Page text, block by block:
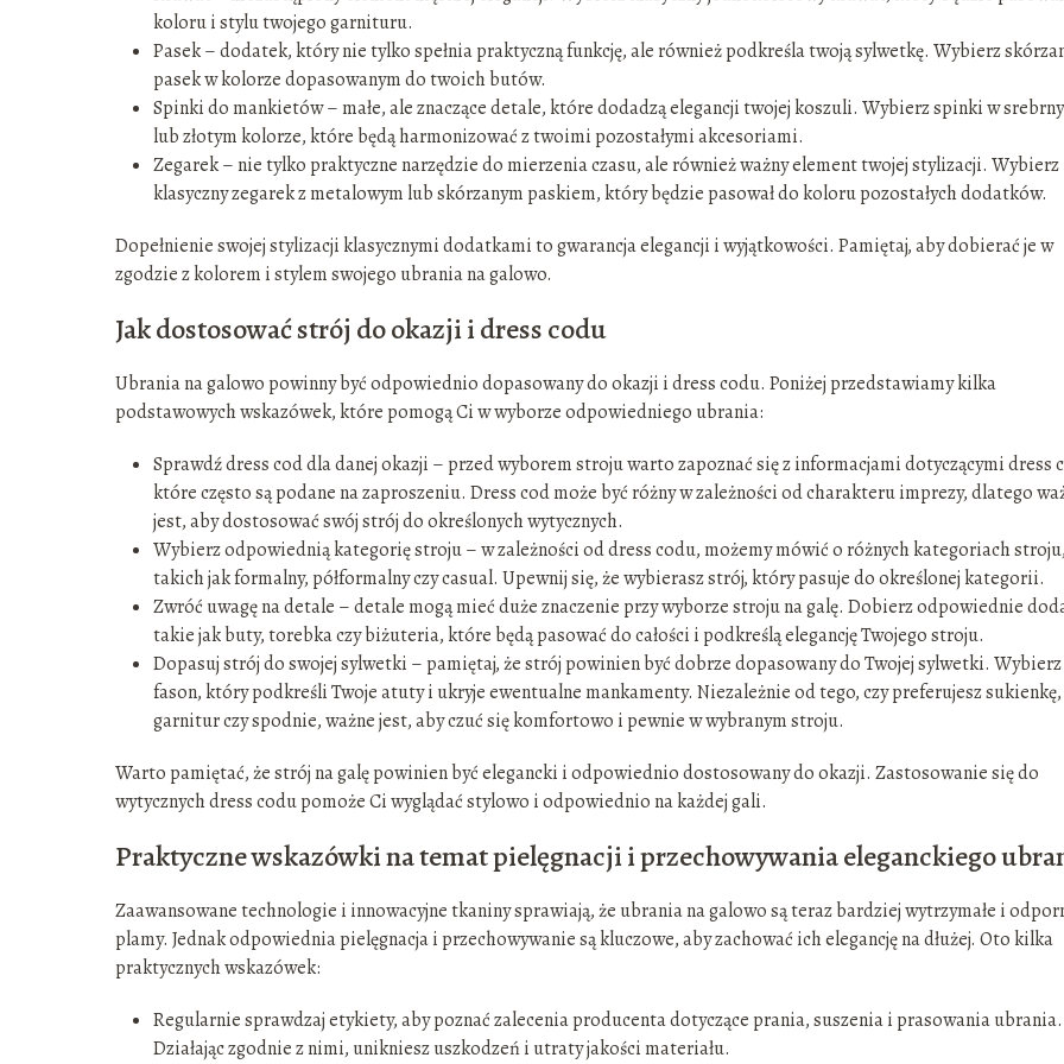
koloru i stylu twojego garnituru.
Pasek – dodatek, który nie tylko spełnia praktyczną funkcję, ale również podkreśla twoją sylwetkę. Wybierz
pasek w kolorze dopasowanym do twoich butów.
Spinki do mankietów – małe, ale znaczące detale, które dodadzą elegancji twojej koszuli. Wybierz spinki w
lub złotym kolorze, które będą harmonizować z twoimi pozostałymi akcesoriami.
Zegarek – nie tylko praktyczne narzędzie do mierzenia czasu, ale również ważny element twojej stylizacji. Wybierz
klasyczny zegarek z metalowym lub skórzanym paskiem, który będzie pasował do koloru pozostałych dodatków.
Dopełnienie swojej stylizacji klasycznymi dodatkami to gwarancja elegancji i wyjątkowości. Pamiętaj, aby dobierać je w
zgodzie z kolorem i stylem swojego ubrania na galowo.
Jak dostosować strój do okazji i dress codu
Ubrania na galowo powinny być odpowiednio dopasowany do okazji i dress codu. Poniżej przedstawiamy kilka
podstawowych wskazówek, które pomogą Ci w wyborze odpowiedniego ubrania:
Sprawdź dress cod dla danej okazji – przed wyborem stroju warto zapoznać się z informacjami dotyczącymi dress
które często są podane na zaproszeniu. Dress cod może być różny w zależności od charakteru imprezy, dlatego
jest, aby dostosować swój strój do określonych wytycznych.
Wybierz odpowiednią kategorię stroju – w zależności od dress codu, możemy mówić o różnych kategoriach stroju,
takich jak formalny, półformalny czy casual. Upewnij się, że wybierasz strój, który pasuje do określonej kategorii.
Zwróć uwagę na detale – detale mogą mieć duże znaczenie przy wyborze stroju na galę. Dobierz odpowiednie
takie jak buty, torebka czy biżuteria, które będą pasować do całości i podkreślą elegancję Twojego stroju.
Dopasuj strój do swojej sylwetki – pamiętaj, że strój powinien być dobrze dopasowany do Twojej sylwetki. Wybierz
fason, który podkreśli Twoje atuty i ukryje ewentualne mankamenty. Niezależnie od tego, czy preferujesz sukienkę,
garnitur czy spodnie, ważne jest, aby czuć się komfortowo i pewnie w wybranym stroju.
Warto pamiętać, że strój na galę powinien być elegancki i odpowiednio dostosowany do okazji. Zastosowanie się do
wytycznych dress codu pomoże Ci wyglądać stylowo i odpowiednio na każdej gali.
Praktyczne wskazówki na temat pielęgnacji i przechowywania eleganckiego
Zaawansowane technologie i innowacyjne tkaniny sprawiają, że ubrania na galowo są teraz bardziej wytrzymałe i
plamy. Jednak odpowiednia pielęgnacja i przechowywanie są kluczowe, aby zachować ich elegancję na dłużej. Oto kilka
praktycznych wskazówek:
Regularnie sprawdzaj etykiety, aby poznać zalecenia producenta dotyczące prania, suszenia i prasowania ubrania.
Działając zgodnie z nimi, unikniesz uszkodzeń i utraty jakości materiału.